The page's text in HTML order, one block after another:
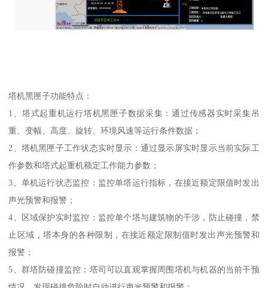
塔机黑匣子功能特点：
1、塔式起重机运行塔机黑匣子数据采集：通过传感器实时采集吊
重、变幅、高度、旋转、环境风速等运行条件数据；
2、塔机黑匣子工作状态实时显示：通过显示屏实时显示当前实际工
作参数和塔式起重机额定工作能力参数；
3、单机运行状态监控：监控单塔运行指标，在接近额定限值时发出
声光预警和报警；
4、区域保护实时监控：监控单个塔与建筑物的干涉，防止碰撞，禁
止区域，塔本身的各种限制，在接近额定限制值时发出声光预警和
报警；
5、群塔防碰撞监控：塔司可以直观掌握周围塔机与机器的当前干预